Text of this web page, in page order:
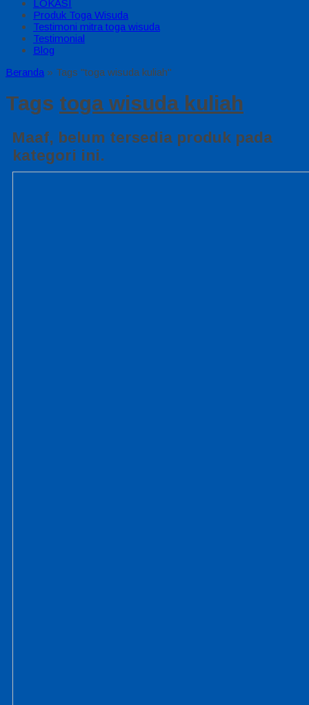
LOKASI
Produk Toga Wisuda
Testimoni mitra toga wisuda
Testimonial
Blog
Beranda » Tags "toga wisuda kuliah"
Tags toga wisuda kuliah
Maaf, belum tersedia produk pada
kategori ini.